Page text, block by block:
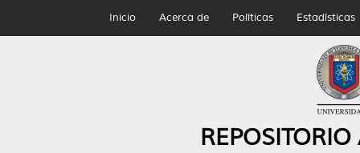
Inicio Acerca de Políticas Estadísticas